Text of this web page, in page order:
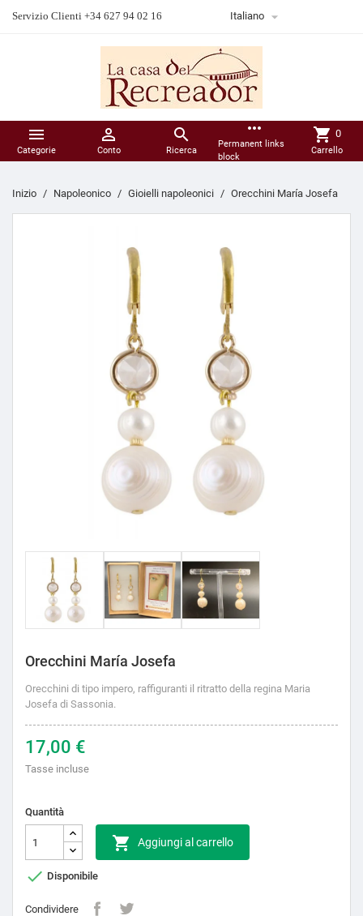
Servizio Clienti +34 627 94 02 16 Italiano 

Categorie

Conto

Ricerca
more_horiz
Permanent links
block
shopping_cart 0
Carrello
Inizio Napoleonico Gioielli napoleonici Orecchini María Josefa
Orecchini María Josefa
Orecchini di tipo impero, raffiguranti il ritratto della regina Maria
Josefa di Sassonia.
17,00 €
Tasse incluse
Quantità
 Aggiungi al carrello
 Disponibile
Condividere